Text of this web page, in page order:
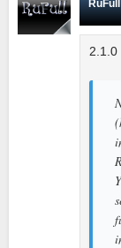
RuFull
2.1.0